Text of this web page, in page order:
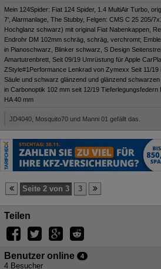
Mein 124Spider: Fiat 124 Spider, 1.4 MultiAir Turbo,
7‘, Alarmanlage, The Stubby, Felgen: CMS C 25 205/
Hochglanz schwarz) mit original Fiat Nabenkappen,
Endrohr DM 102mm schräg, schräg, verchromt;
in Pianoschwarz, Blinker schwarz, S Design
Amartutrenbrett, Seit 09/19 Umrüstung für Apple
ZStyle#1Performance Lenkrad von Zymexx Seit 11/19
Säule und schwarz glänzend und glänzend
in Carbonoptik 102 mm seit 12/19 Tieferlegungsfedern
HA 40 mm
JD4040, Mosquito70 und Manni 01 gefällt das.
Seite 2 von 3 3
Teilen
Benutzer online 4
4 Besucher